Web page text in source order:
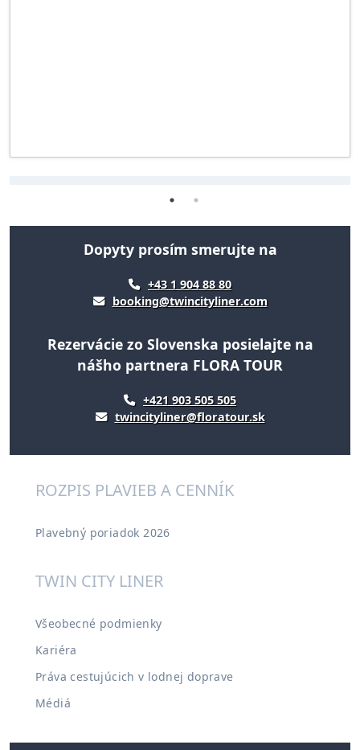
Dopyty prosím smerujte na
+43 1 904 88 80
booking@twincityliner.com
Rezervácie zo Slovenska posielajte na
nášho partnera FLORA TOUR
+421 903 505 505
twincityliner@floratour.sk
ROZPIS PLAVIEB A CENNÍK
Plavebný poriadok 2026
TWIN CITY LINER
Všeobecné podmienky
Kariéra
Práva cestujúcich v lodnej doprave
Médiá